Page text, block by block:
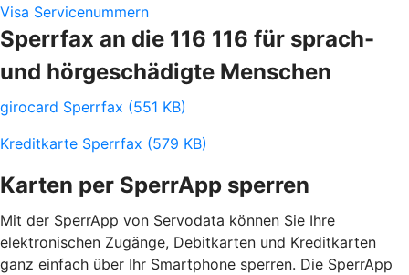
Visa Servicenummern
Sperrfax an die 116 116 für sprach-
und hörgeschädigte Menschen
girocard Sperrfax (551 KB)
Kreditkarte Sperrfax (579 KB)
Karten per SperrApp sperren
Mit der SperrApp von Servodata können Sie Ihre
elektronischen Zugänge, Debitkarten und Kreditkarten
ganz einfach über Ihr Smartphone sperren. Die SperrApp